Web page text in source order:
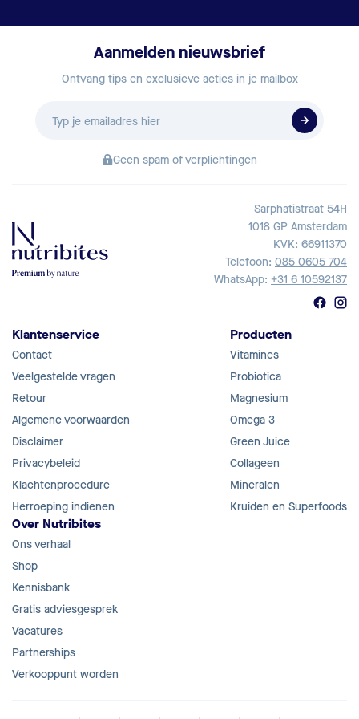
Aanmelden nieuwsbrief
Ontvang tips en exclusieve acties in je mailbox
Geen spam of verplichtingen
Sarphatistraat 54H
1018 GP Amsterdam
KVK: 66911370
Telefoon: 085 0605 704
WhatsApp: +31 6 10592137
Klantenservice
Contact
Veelgestelde vragen
Retour
Algemene voorwaarden
Disclaimer
Privacybeleid
Klachtenprocedure
Herroeping indienen
Producten
Vitamines
Probiotica
Magnesium
Omega 3
Green Juice
Collageen
Mineralen
Kruiden en Superfoods
Over Nutribites
Ons verhaal
Shop
Kennisbank
Gratis adviesgesprek
Vacatures
Partnerships
Verkooppunt worden